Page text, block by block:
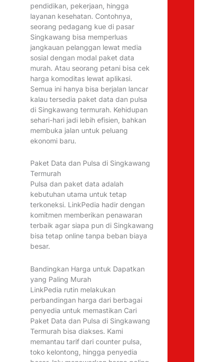
pendidikan, pekerjaan, hingga
layanan kesehatan. Contohnya,
seorang pedagang kue di pasar
Singkawang bisa memperluas
jangkauan pelanggan lewat media
sosial dengan modal paket data
murah. Atau seorang petani bisa cek
harga komoditas lewat aplikasi.
Semua ini hanya bisa berjalan lancar
kalau tersedia paket data dan pulsa
di Singkawang termurah. Kehidupan
sehari-hari jadi lebih efisien, bahkan
membuka jalan untuk peluang
ekonomi baru.
Paket Data dan Pulsa di Singkawang
Termurah
Pulsa dan paket data adalah
kebutuhan utama untuk tetap
terkoneksi. LinkPedia hadir dengan
komitmen memberikan penawaran
terbaik agar siapa pun di Singkawang
bisa tetap online tanpa beban biaya
besar.
Bandingkan Harga untuk Dapatkan
yang Paling Murah
LinkPedia rutin melakukan
perbandingan harga dari berbagai
penyedia untuk memastikan Cari
Paket Data dan Pulsa di Singkawang
Termurah bisa diakses. Kami
memantau tarif dari counter pulsa,
toko kelontong, hingga penyedia